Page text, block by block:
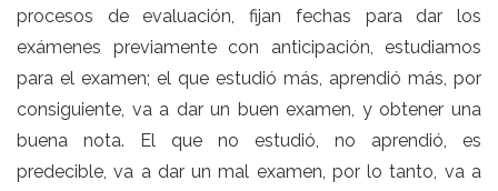
procesos de evaluación, fijan fechas para dar los
exámenes previamente con anticipación, estudiamos
para el examen; el que estudió más, aprendió más, por
consiguiente, va a dar un buen examen, y obtener una
buena nota. El que no estudió, no aprendió, es
predecible, va a dar un mal examen, por lo tanto, va a